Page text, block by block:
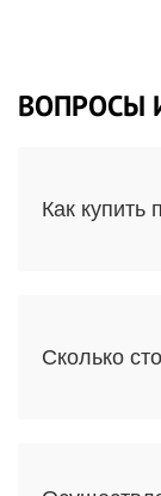
ВОПРОСЫ
Как купить
Сколько